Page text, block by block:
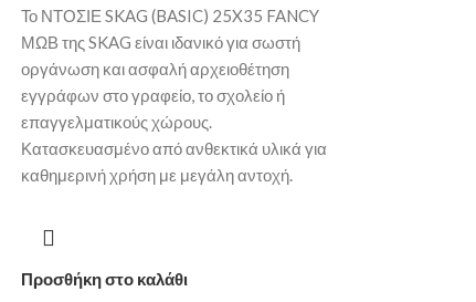
Το ΝΤΟΣΙΕ SKAG (BASIC) 25X35 FANCY
ΜΩΒ της SKAG είναι ιδανικό για σωστή
οργάνωση και ασφαλή αρχειοθέτηση
εγγράφων στο γραφείο, το σχολείο ή
επαγγελματικούς χώρους.
Κατασκευασμένο από ανθεκτικά υλικά για
καθημερινή χρήση με μεγάλη αντοχή.
Προσθήκη στο καλάθι